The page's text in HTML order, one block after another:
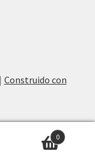
Construido con
0